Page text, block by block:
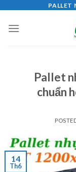
content
PALLET
Pallet
chuẩn
14
Th6